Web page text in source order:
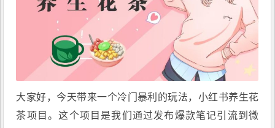
大家好，今天带来一个冷门暴利的玩法，小红书养生花
茶项目。这个项目是我们通过发布爆款笔记引流到微